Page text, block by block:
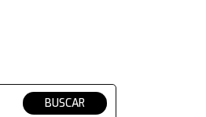
BUSCAR